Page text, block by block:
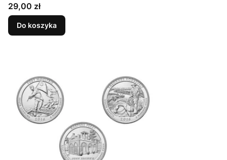
Cena
29,00 zł
Do koszyka